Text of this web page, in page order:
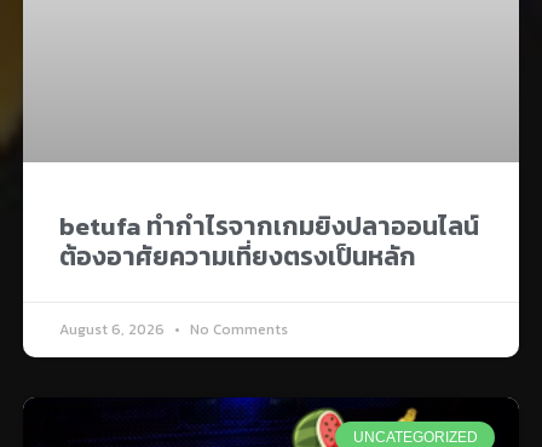
betufa ทำกำไรจากเกมยิงปลาออนไลน์
ต้องอาศัยความเที่ยงตรงเป็นหลัก
August 6, 2026 No Comments
UNCATEGORIZED